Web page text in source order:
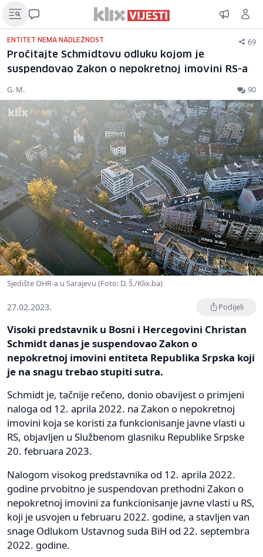
ENTITET NEMA NADLEŽNOST 69
Pročitajte Schmidtovu odluku kojom je
suspendovao Zakon o nepokretnoj imovini RS-a
G. M. 90
Sjedište OHR-a u Sarajevu (Foto: D. Š./Klix.ba)
27.02.2023. Podijeli
Visoki predstavnik u Bosni i Hercegovini Christan
Schmidt danas je suspendovao Zakon o
nepokretnoj imovini entiteta Republika Srpska koji
je na snagu trebao stupiti sutra.
Schmidt je, tačnije rečeno, donio obavijest o primjeni
naloga od 12. aprila 2022. na Zakon o nepokretnoj
imovini koja se koristi za funkcionisanje javne vlasti u
RS, objavljen u Službenom glasniku Republike Srpske
20. februara 2023.
Nalogom visokog predstavnika od 12. aprila 2022.
godine prvobitno je suspendovan prethodni Zakon o
nepokretnoj imovini za funkcionisanje javne vlasti u RS,
koji je usvojen u februaru 2022. godine, a stavljen van
snage Odlukom Ustavnog suda BiH od 22. septembra
2022. godine.